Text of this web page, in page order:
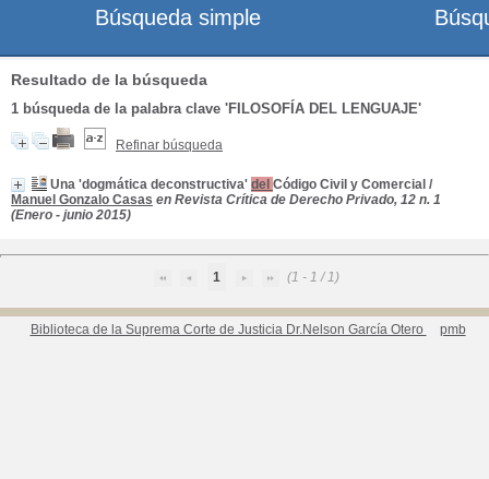
Resultado de la búsqueda
1 búsqueda de la palabra clave 'FILOSOFÍA DEL LENGUAJE'
Refinar búsqueda
Una 'dogmática deconstructiva' del Código Civil y Comercial /
Manuel Gonzalo Casas en Revista Crítica de Derecho Privado, 12 n. 1
(Enero - junio 2015)
1 (1 - 1 / 1)
Biblioteca de la Suprema Corte de Justicia Dr.Nelson García Otero pmb
Búsqueda simple